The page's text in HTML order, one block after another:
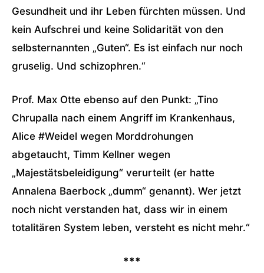
Gesundheit und ihr Leben fürchten müssen. Und
kein Aufschrei und keine Solidarität von den
selbsternannten „Guten“. Es ist einfach nur noch
gruselig. Und schizophren.“
Prof. Max Otte ebenso auf den Punkt: „Tino
Chrupalla nach einem Angriff im Krankenhaus,
Alice #Weidel wegen Morddrohungen
abgetaucht, Timm Kellner wegen
„Majestätsbeleidigung“ verurteilt (er hatte
Annalena Baerbock „dumm“ genannt). Wer jetzt
noch nicht verstanden hat, dass wir in einem
totalitären System leben, versteht es nicht mehr.“
***